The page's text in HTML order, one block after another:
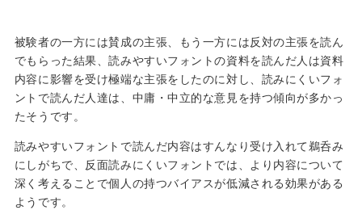
被験者の一方には賛成の主張、もう一方には反対の主張を読ん
でもらった結果、読みやすいフォントの資料を読んだ人は資料
内容に影響を受け極端な主張をしたのに対し、読みにくいフォ
ントで読んだ人達は、中庸・中立的な意見を持つ傾向が多かっ
たそうです。
読みやすいフォントで読んだ内容はすんなり受け入れて鵜呑み
にしがちで、反面読みにくいフォントでは、より内容について
深く考えることで個人の持つバイアスが低減される効果がある
ようです。